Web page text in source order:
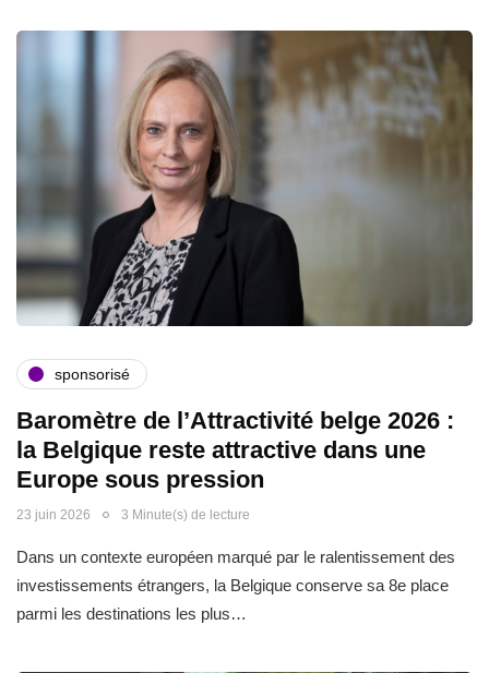
sponsorisé
Baromètre de l’Attractivité belge 2026 :
la Belgique reste attractive dans une
Europe sous pression
23 juin 2026 3 Minute(s) de lecture
Dans un contexte européen marqué par le ralentissement des
investissements étrangers, la Belgique conserve sa 8e place
parmi les destinations les plus…